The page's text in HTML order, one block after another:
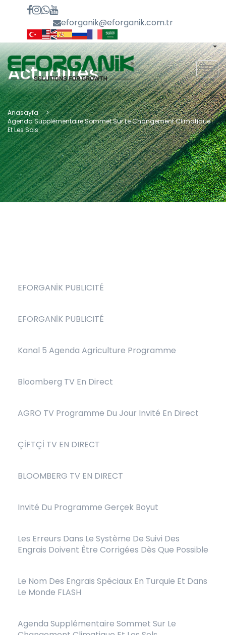
eforganik@eforganik.com.tr
Actualités
Anasayfa
Agenda Supplémentaire Sommet Sur Le Changement Climatique
Et Les Sols
EFORGANİK PUBLICITÉ
EFORGANİK PUBLICITÉ
Kanal 5 Agenda Agriculture Programme
Bloomberg TV En Direct
AGRO TV Programme Du Jour Invité En Direct
ÇİFTÇİ TV EN DIRECT
BLOOMBERG TV EN DIRECT
Invité Du Programme Gerçek Boyut
Les Erreurs Dans Le Système De Suivi Des
Engrais Doivent Être Corrigées Dès Que Possible
Le Nom Des Engrais Spéciaux En Turquie Et Dans
Le Monde FLASH
Agenda Supplémentaire Sommet Sur Le